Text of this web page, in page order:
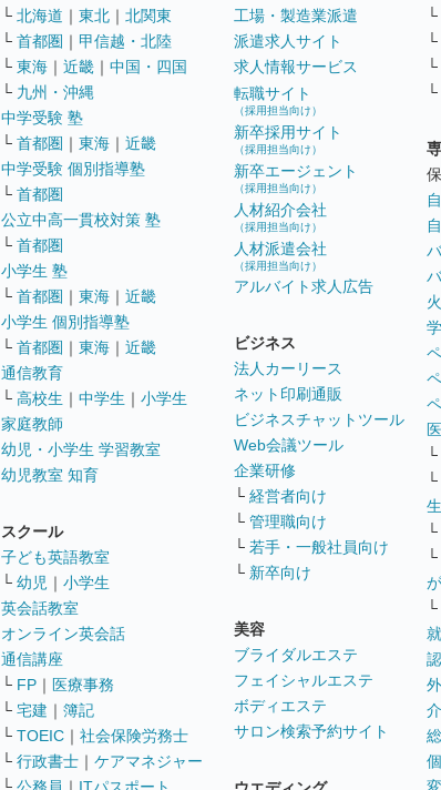
└ 北海道 ｜ 東北 ｜ 北関東
└ 首都圏 ｜ 甲信越・北陸
└ 東海 ｜ 近畿 ｜ 中国・四国
└ 九州・沖縄
中学受験 塾
└ 首都圏 ｜ 東海 ｜ 近畿
中学受験 個別指導塾
└ 首都圏
公立中高一貫校対策 塾
└ 首都圏
小学生 塾
└ 首都圏 ｜ 東海 ｜ 近畿
小学生 個別指導塾
└ 首都圏 ｜ 東海 ｜ 近畿
通信教育
└ 高校生 ｜ 中学生 ｜ 小学生
家庭教師
幼児・小学生 学習教室
幼児教室 知育
スクール
子ども英語教室
└ 幼児 ｜ 小学生
英会話教室
オンライン英会話
通信講座
└ FP ｜ 医療事務
└ 宅建 ｜ 簿記
└ TOEIC ｜ 社会保険労務士
└ 行政書士 ｜ ケアマネジャー
工場・製造業派遣
派遣求人サイト
求人情報サービス
転職サイト
（採用担当向け）
新卒採用サイト
（採用担当向け）
新卒エージェント
（採用担当向け）
人材紹介会社
（採用担当向け）
人材派遣会社
（採用担当向け）
アルバイト求人広告
ビジネス
法人カーリース
ネット印刷通販
ビジネスチャットツール
Web会議ツール
企業研修
└ 経営者向け
└ 管理職向け
└ 若手・一般社員向け
└ 新卒向け
美容
ブライダルエステ
フェイシャルエステ
ボディエステ
サロン検索予約サイト
└
└
└
└
└
└
└
└
└